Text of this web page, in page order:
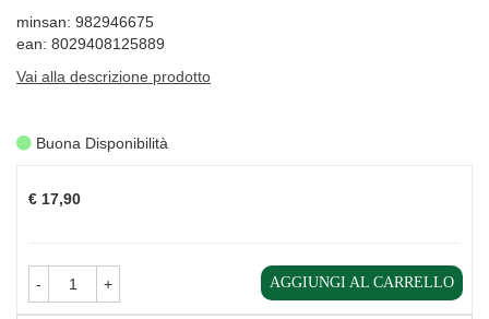
minsan: 982946675
ean: 8029408125889
Vai alla descrizione prodotto
Buona Disponibilità
€ 17,90
- + AGGIUNGI AL CARRELLO